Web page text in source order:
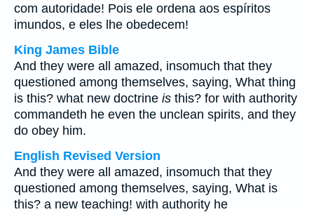
com autoridade! Pois ele ordena aos espíritos
imundos, e eles lhe obedecem!
King James Bible
And they were all amazed, insomuch that they
questioned among themselves, saying, What thing
is this? what new doctrine is this? for with authority
commandeth he even the unclean spirits, and they
do obey him.
English Revised Version
And they were all amazed, insomuch that they
questioned among themselves, saying, What is
this? a new teaching! with authority he